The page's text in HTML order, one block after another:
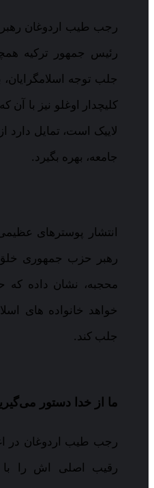
رجب طیب اردوغان
رئیس جمهور ترکیه
جلب توجه
کلیچدار اوغلو نیز با
لاییک است، تمایل دارد
جامعه، بهره بگیرد.
انتشار پوسترهای
رهبر حزب جمهوری خلق
محجبه، نشان داده
خواهد خانواده های
جلب کند.
ما از خدا دستور
رجب طیب اردوغان در
رقیب اصلی اش را با